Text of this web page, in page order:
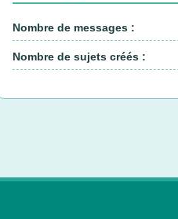
Nombre de messages :
Nombre de sujets créés :